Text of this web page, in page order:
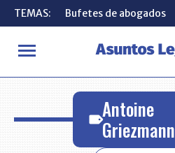
TEMAS: Bufetes de abogados
INICIO Antoine Griezmann
TEMAS: Bufetes de abogados
Antoine
Griezmann